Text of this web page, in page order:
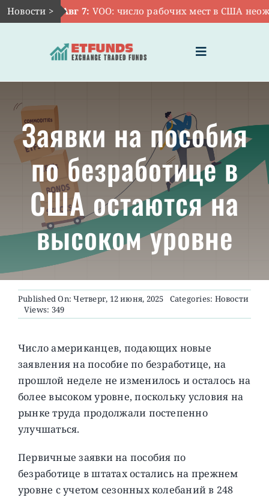
Skip
to
Новости >Авг 7: VOO: число рабочих мест в США
Toggle
Navigation
ГЛАВНАЯ
ЧТО ТАКОЕ ETF
ИНВЕСТИЦИИ В ETF
ТЕМАТИЧЕСКИЕ ETF
АКТУАЛЬНЫЕ
О ПРОЕКТЕ
Заявки на пособия
по безработице в
США остаются на
высоком уровне
Published On: Четверг, 12 июня, 2025 Categories: Новости
Views: 349
Число американцев, подающих новые
заявления на пособие по безработице, на
прошлой неделе не изменилось и осталось на
более высоком уровне, поскольку условия на
рынке труда продолжали постепенно
улучшаться.
Первичные заявки на пособия по
безработице в штатах остались на прежнем
уровне с учетом сезонных колебаний в 248